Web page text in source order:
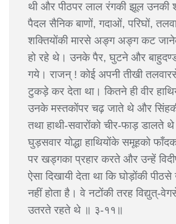
थी और पीठपर लाल रंगकी झूल उनकी
पैदल सैनिक बाणों, गदाओं, परिघों,
शक्तियोंकी मारसे अङ्ग अङ्ग कट
हो रहे थे। उनके पैर, घुटने और बाहुदण्ड
गये। राजन् ! कोई अपनी तीखी
टुकड़े कर देता था। कितने ही वीर
उनके मस्तकोंपर चढ़ जाते थे और सिंहकी
तथा हाथी-सवारोंको चीर-फाड़ डालते
घुड़सवार योद्धा हाथियोंके समूहको
पर खड्गका प्रहार करते और उन्हें
ऐसा दिखायी देता था कि घोड़ोंकी पीठसे
नहीं होता है। वे नटोंकी तरह विद्युत्-
उतरते रहते थे ॥ ३-११॥